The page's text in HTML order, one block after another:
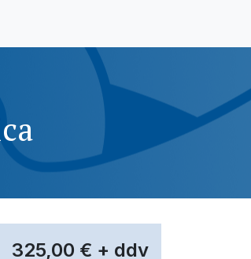
325,00 € + ddv